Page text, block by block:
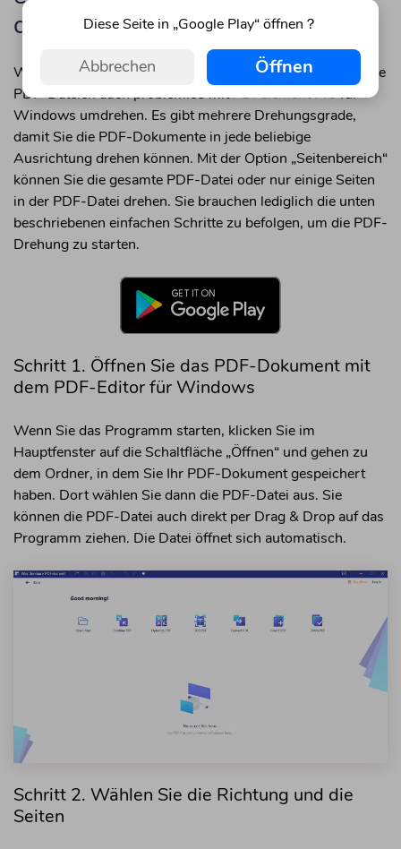
dreht
Wenn Sie auf der Windows-Plattform arbeiten, können Sie
PDF-Dateien auch problemlos mitPDFelement Profür
Windows umdrehen. Es gibt mehrere Drehungsgrade,
damit Sie die PDF-Dokumente in jede beliebige
Ausrichtung drehen können. Mit der Option „Seitenbereich“
können Sie die gesamte PDF-Datei oder nur einige Seiten
in der PDF-Datei drehen. Sie brauchen lediglich die unten
beschriebenen einfachen Schritte zu befolgen, um die PDF-
Drehung zu starten.
Schritt 1. Öffnen Sie das PDF-Dokument mit
dem PDF-Editor für Windows
Wenn Sie das Programm starten, klicken Sie im
Hauptfenster auf die Schaltfläche „Öffnen“ und gehen zu
dem Ordner, in dem Sie Ihr PDF-Dokument gespeichert
haben. Dort wählen Sie dann die PDF-Datei aus. Sie
können die PDF-Datei auch direkt per Drag & Drop auf das
Programm ziehen. Die Datei öffnet sich automatisch.
Schritt 2. Wählen Sie die Richtung und die
Seiten
Diese Seite in „Google Play“ öffnen？
Abbrechen Öffnen